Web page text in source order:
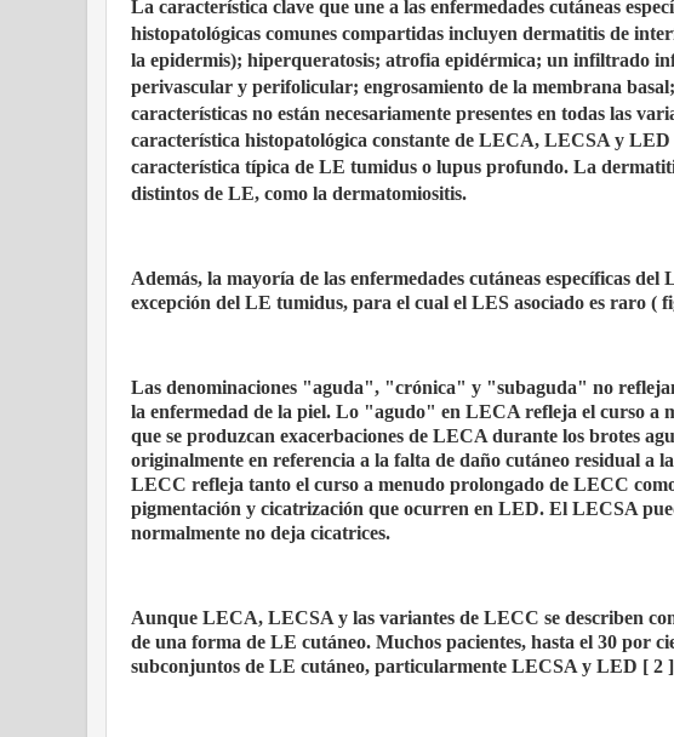
La característica clave que une a las enfermedades cutáneas
histopatológicas comunes compartidas incluyen dermatitis de
la epidermis); hiperqueratosis; atrofia epidérmica; un infiltrado
perivascular y perifolicular; engrosamiento de la membrana
características no están necesariamente presentes en todas las
característica histopatológica constante de LECA, LECSA y
característica típica de LE tumidus o lupus profundo. La
distintos de LE, como la dermatomiositis.
Además, la mayoría de las enfermedades cutáneas específicas
excepción del LE tumidus, para el cual el LES asociado es raro (
Las denominaciones "aguda", "crónica" y "subaguda" no
la enfermedad de la piel. Lo "agudo" en LECA refleja el curso a
que se produzcan exacerbaciones de LECA durante los brotes
originalmente en referencia a la falta de daño cutáneo residual a
LECC refleja tanto el curso a menudo prolongado de LECC
pigmentación y cicatrización que ocurren en LED. El LECSA
normalmente no deja cicatrices.
Aunque LECA, LECSA y las variantes de LECC se describen
de una forma de LE cutáneo. Muchos pacientes, hasta el 30 por
subconjuntos de LE cutáneo, particularmente LECSA y LED [ 2